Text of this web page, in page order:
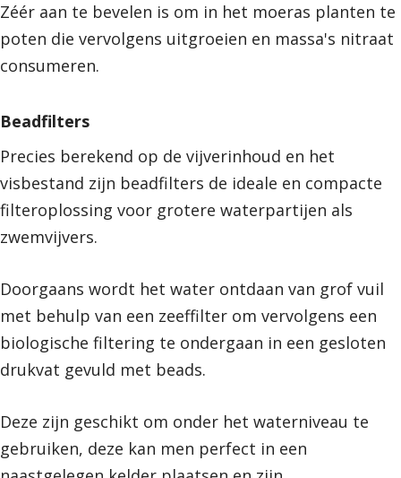
Zéér aan te bevelen is om in het moeras planten te
poten die vervolgens uitgroeien en massa's nitraat
consumeren.
Beadfilters
Precies berekend op de vijverinhoud en het
visbestand zijn beadfilters de ideale en compacte
filteroplossing voor grotere waterpartijen als
zwemvijvers.
Doorgaans wordt het water ontdaan van grof vuil
met behulp van een zeeffilter om vervolgens een
biologische filtering te ondergaan in een gesloten
drukvat gevuld met beads.
Deze zijn geschikt om onder het waterniveau te
gebruiken, deze kan men perfect in een